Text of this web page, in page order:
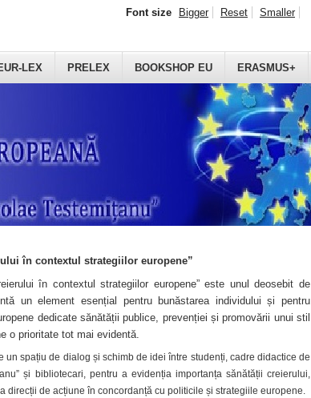
LEX PRELEX BOOKSHOP EU ERASMUS+
Font size Bigger Reset Smaller
în contextul strategiilor europene”
în contextul strategiilor europene” este unul deosebit de
un element esențial pentru bunăstarea individului și pentru
dedicate sănătății publice, prevenției și promovării unui stil
o prioritate tot mai evidentă.
spațiu de dialog și schimb de idei între studenți, cadre didactice de
și bibliotecari, pentru a evidenția importanța sănătății creierului,
direcții de acțiune în concordanță cu politicile și strategiile europene.